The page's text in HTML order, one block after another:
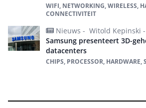
WIFI, NETWORKING, WIRELESS,
CONNECTIVITEIT
Nieuws - Witold Kepinski -
Samsung presenteert 3D-
datacenters
CHIPS, PROCESSOR, HARDWARE,